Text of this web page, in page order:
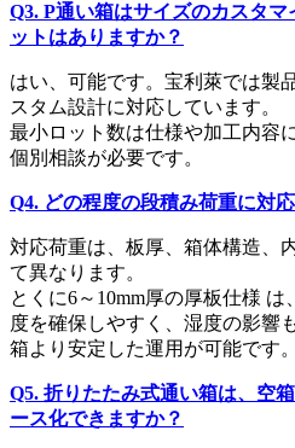
Q3. P通い箱はサイズのカスタ
ットはありますか？
はい、可能です。宝利萊では製
スタム設計に対応しています。
最小ロット数は仕様や加工内容
個別相談が必要です。
Q4. どの程度の段積み荷重に対
対応荷重は、板厚、箱体構造、
て異なります。
とくに6～10mm厚の厚板仕様
度を確保しやすく、湿度の影響
箱より安定した運用が可能です。
Q5. 折りたたみ式通い箱は、空
ース化できますか？